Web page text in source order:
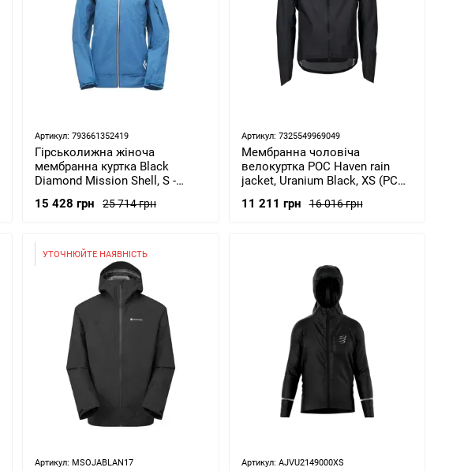
Артикул: 793661352419
Гірськолижна жіноча
мембранна куртка Black
Diamond Mission Shell, S -
25 714 грн
15 428 грн
Артикул: 7325549969049
Мембранна чоловіча
велокуртка POC Haven rain
jacket, Uranium Black, XS (PC
16 016 грн
11 211 грн
УТОЧНЮЙТЕ НАЯВНІСТЬ
Артикул: MSOJABLAN17 Артикул: AJVU2149000XS